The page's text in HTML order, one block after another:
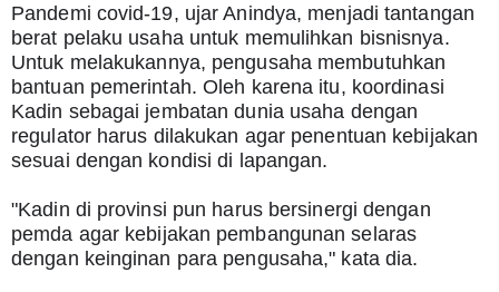
Pandemi covid-19, ujar Anindya, menjadi tantangan
berat pelaku usaha untuk memulihkan bisnisnya.
Untuk melakukannya, pengusaha membutuhkan
bantuan pemerintah. Oleh karena itu, koordinasi
Kadin sebagai jembatan dunia usaha dengan
regulator harus dilakukan agar penentuan kebijakan
sesuai dengan kondisi di lapangan.
"Kadin di provinsi pun harus bersinergi dengan
pemda agar kebijakan pembangunan selaras
dengan keinginan para pengusaha," kata dia.